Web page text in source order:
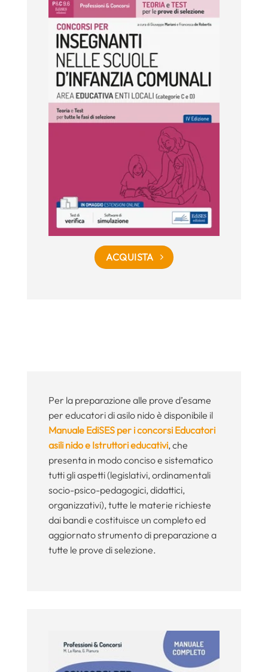
ACQUISTA
Per la preparazione alle prove d’esame
per educatori di asilo nido è disponibile il
Manuale EdiSES per i concorsi Educatori
asili nido e Istruttori educativi, che
presenta in modo conciso e sistematico
tutti gli aspetti (legislativi, ordinamentali
socio-psico-pedagogici, didattici,
organizzativi), tutte le materie richieste
dai bandi e costituisce un completo ed
aggiornato strumento di preparazione a
tutte le prove di selezione.